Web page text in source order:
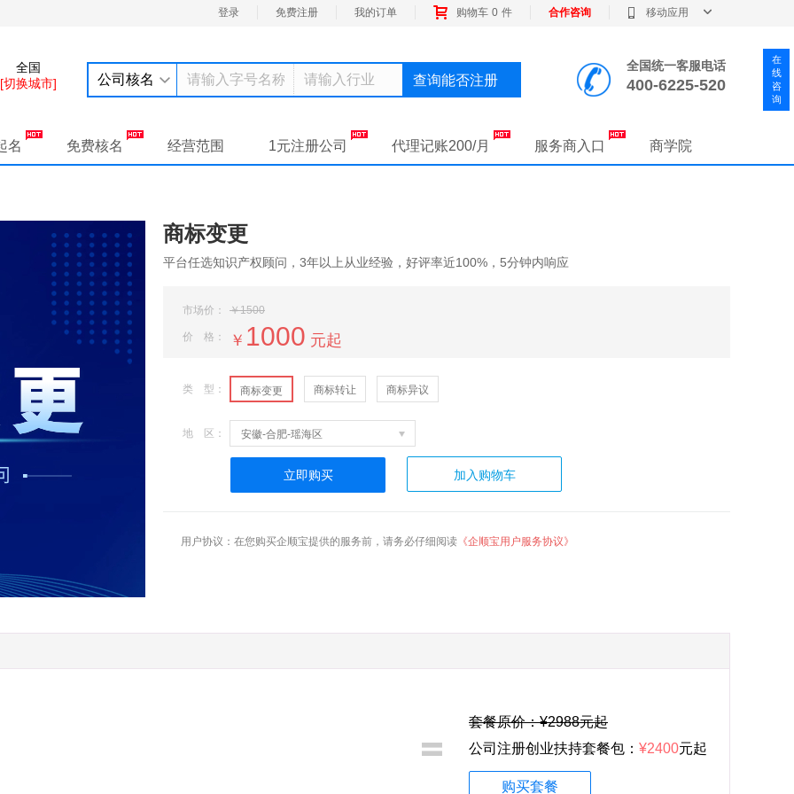
登录 免费注册 我的订单 购物车 0 件 合作咨询 移动应用
全国
[切换城市]
公司核名 查询能否注册
全国统一客服电话
400-6225-520
名 免费核名 经营范围 1元注册公司 代理记账200/月 服务商入口 商学院
商标变更
平台任选知识产权顾问，3年以上从业经验，好评率近100%，5分钟内响应
市场价： ￥1500
价 格： ￥ 1000 元起
类 型： 商标变更 商标转让 商标异议
地 区： 安徽-合肥-瑶海区
立即购买 加入购物车
用户协议：在您购买企顺宝提供的服务前，请务必仔细阅读 《企顺宝用户服务协议》
套餐原价：¥2988元起
公司注册创业扶持套餐包： ¥2400元起
购买套餐